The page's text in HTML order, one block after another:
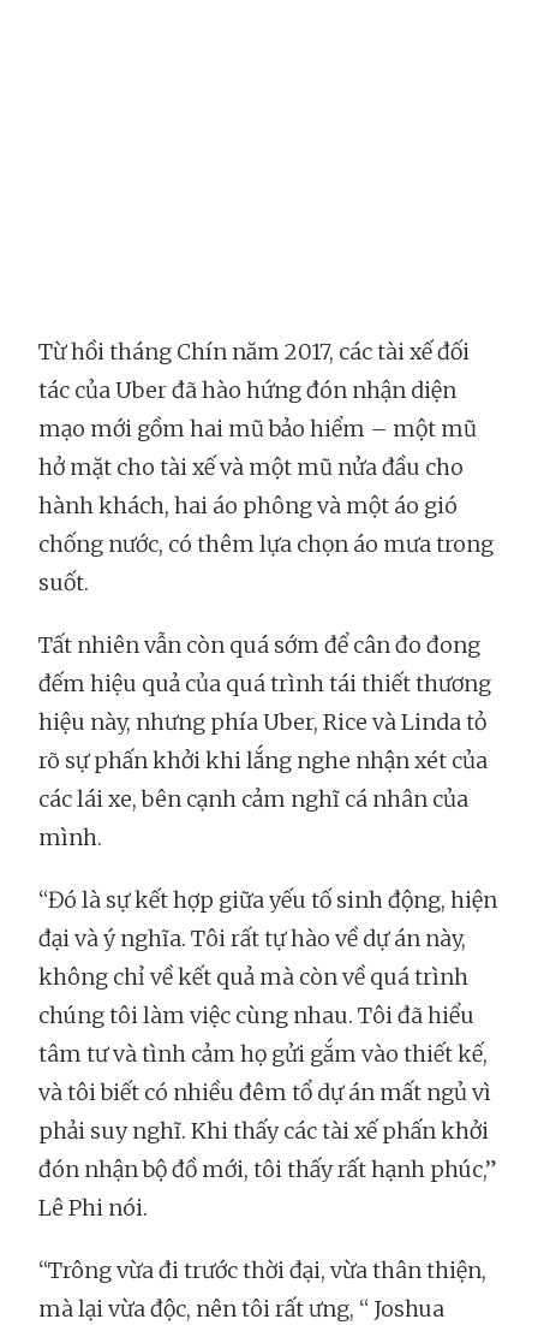
Từ hồi tháng Chín năm 2017, các tài xế đối
tác của Uber đã hào hứng đón nhận diện
mạo mới gồm hai mũ bảo hiểm – một mũ
hở mặt cho tài xế và một mũ nửa đầu cho
hành khách, hai áo phông và một áo gió
chống nước, có thêm lựa chọn áo mưa trong
suốt.
Tất nhiên vẫn còn quá sớm để cân đo đong
đếm hiệu quả của quá trình tái thiết thương
hiệu này, nhưng phía Uber, Rice và Linda tỏ
rõ sự phấn khởi khi lắng nghe nhận xét của
các lái xe, bên cạnh cảm nghĩ cá nhân của
mình.
“Đó là sự kết hợp giữa yếu tố sinh động, hiện
đại và ý nghĩa. Tôi rất tự hào về dự án này,
không chỉ về kết quả mà còn về quá trình
chúng tôi làm việc cùng nhau. Tôi đã hiểu
tâm tư và tình cảm họ gửi gắm vào thiết kế,
và tôi biết có nhiều đêm tổ dự án mất ngủ vì
phải suy nghĩ. Khi thấy các tài xế phấn khởi
đón nhận bộ đồ mới, tôi thấy rất hạnh phúc,”
Lê Phi nói.
“Trông vừa đi trước thời đại, vừa thân thiện,
mà lại vừa độc, nên tôi rất ưng, “ Joshua